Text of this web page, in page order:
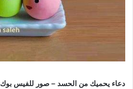
دعاء يحميك من الحسد – صور للفيس بوك